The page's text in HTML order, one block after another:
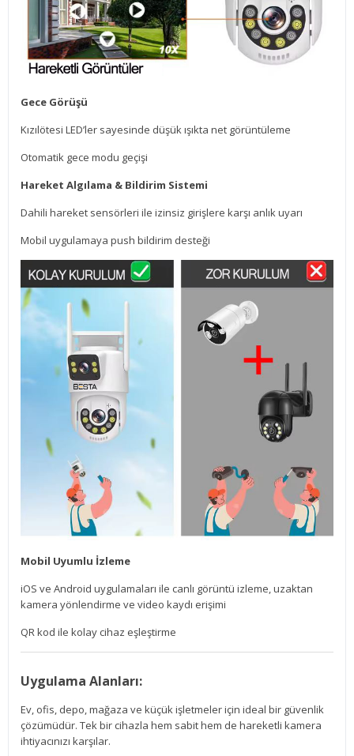
Gece Görüşü
Kızılötesi LED’ler sayesinde düşük ışıkta net görüntüleme
Otomatik gece modu geçişi
Hareket Algılama & Bildirim Sistemi
Dahili hareket sensörleri ile izinsiz girişlere karşı anlık uyarı
Mobil uygulamaya push bildirim desteği
Mobil Uyumlu İzleme
iOS ve Android uygulamaları ile canlı görüntü izleme, uzaktan
kamera yönlendirme ve video kaydı erişimi
QR kod ile kolay cihaz eşleştirme
Uygulama Alanları:
Ev, ofis, depo, mağaza ve küçük işletmeler için ideal bir güvenlik
çözümüdür. Tek bir cihazla hem sabit hem de hareketli kamera
ihtiyacınızı karşılar.